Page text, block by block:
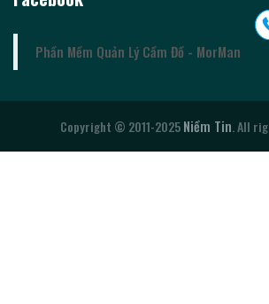
Phần Mềm Quản Lý Cầm Đồ - MorMan
Copyright © 2011-2025Niềm Tin . All